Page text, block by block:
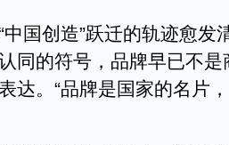
中国创造”跃迁的轨迹愈发
同的符号，品牌早已不
达。“品牌是国家的名片